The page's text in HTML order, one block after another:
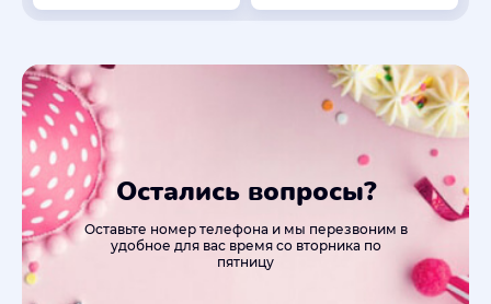
Остались вопросы?
Оставьте номер телефона и мы перезвоним в
удобное для вас время со вторника по
пятницу